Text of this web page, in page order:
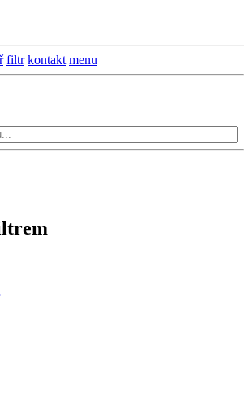
filtr kontakt menu